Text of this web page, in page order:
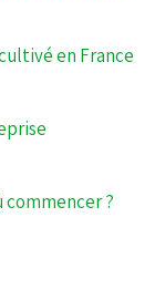
en France
commencer ?